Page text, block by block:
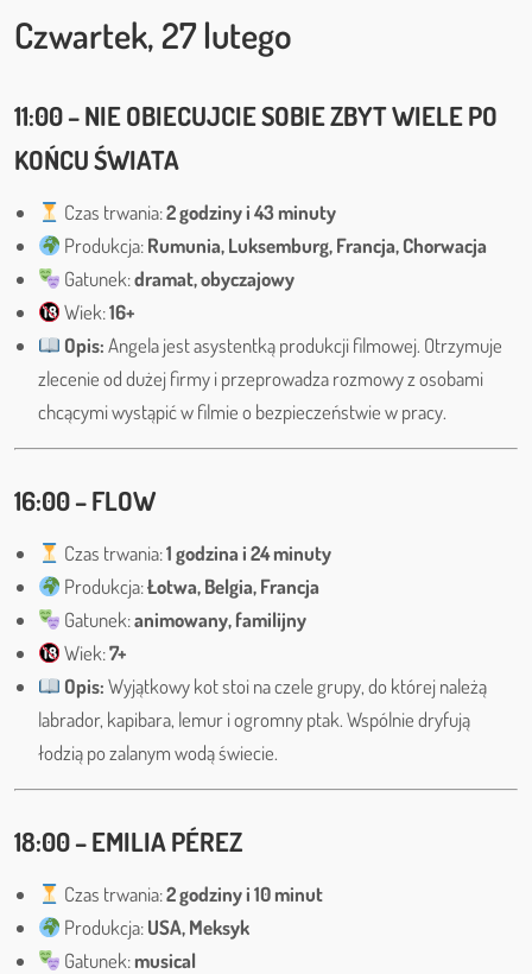
Czwartek, 27 lutego
11:00 – NIE OBIECUJCIE SOBIE ZBYT WIELE PO
KOŃCU ŚWIATA
Czas trwania:2 godziny i 43 minuty
Produkcja:Rumunia, Luksemburg, Francja, Chorwacja
Gatunek:dramat, obyczajowy
Wiek:16+
Opis:Angela jest asystentką produkcji filmowej. Otrzymuje
zlecenie od dużej firmy i przeprowadza rozmowy z osobami
chcącymi wystąpić w filmie o bezpieczeństwie w pracy.
16:00 – FLOW
Czas trwania:1 godzina i 24 minuty
Produkcja:Łotwa, Belgia, Francja
Gatunek:animowany, familijny
Wiek:7+
Opis:Wyjątkowy kot stoi na czele grupy, do której należą
labrador, kapibara, lemur i ogromny ptak. Wspólnie dryfują
łodzią po zalanym wodą świecie.
18:00 – EMILIA PÉREZ
Czas trwania:2 godziny i 10 minut
Produkcja:USA, Meksyk
Gatunek:musical